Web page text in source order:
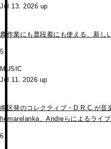
Jul 13. 2026 up
農作業にも普段着にも使える、新し
5
MUSIC
Jul 11. 2026 up
南区発のコレクティブ・D.R.C.が⾳
homarelanka、Andreらによるライブ
6